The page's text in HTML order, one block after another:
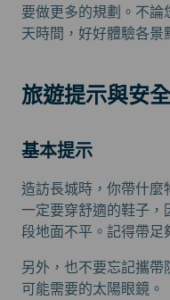
要做更多的規劃。不論
天時間，好好體驗各景
旅遊提示與安
基本提示
造訪長城時，你帶什麼
一定要穿舒適的鞋子，
段地面不平。記得帶足
另外，也不要忘記攜帶
可能需要的太陽眼鏡。